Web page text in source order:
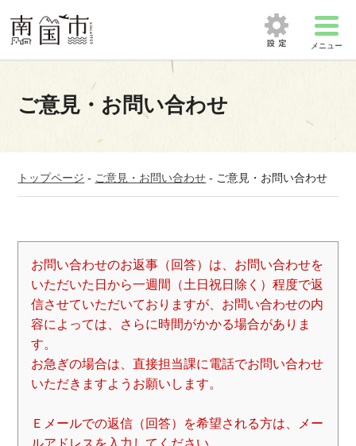
メニュー
ご意見・お問い合わせ
トップページ - ご意見・お問い合わせ - ご意見・お問い合わせ
お問い合わせのお返事（回答）は、お問い合わせを
いただいた日から一週間（土日祝日除く）程度で返
信させていただいておりますが、お問い合わせの内
容によっては、さらに時間がかかる場合がありま
す。
お急ぎの場合は、直接担当課に電話でお問い合わせ
いただきますようお願いします。
Ｅメールでの返信（回答）を希望される方は、メー
ルアドレスを入力してください。